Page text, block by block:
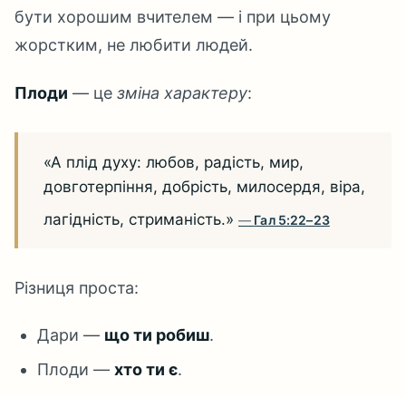
бути хорошим вчителем — і при цьому
жорстким, не любити людей.
Плоди — це зміна характеру:
«А плід духу: любов, радість, мир,
довготерпіння, добрість, милосердя, віра,
лагідність, стриманість.»
Гал 5:22–23
Різниця проста:
Дари — що ти робиш.
Плоди —хто ти є.